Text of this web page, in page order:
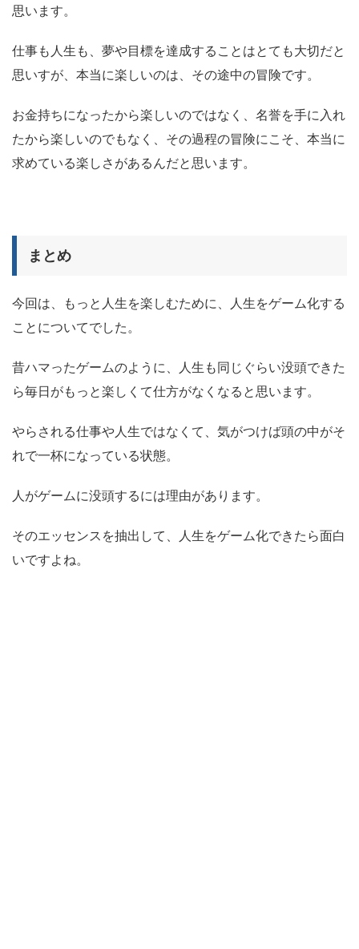
思います。
仕事も人生も、夢や目標を達成することはとても大切だと
思いすが、本当に楽しいのは、その途中の冒険です。
お金持ちになったから楽しいのではなく、名誉を手に入れ
たから楽しいのでもなく、その過程の冒険にこそ、本当に
求めている楽しさがあるんだと思います。
まとめ
今回は、もっと人生を楽しむために、人生をゲーム化する
ことについてでした。
昔ハマったゲームのように、人生も同じぐらい没頭できた
ら毎日がもっと楽しくて仕方がなくなると思います。
やらされる仕事や人生ではなくて、気がつけば頭の中がそ
れで一杯になっている状態。
人がゲームに没頭するには理由があります。
そのエッセンスを抽出して、人生をゲーム化できたら面白
いですよね。